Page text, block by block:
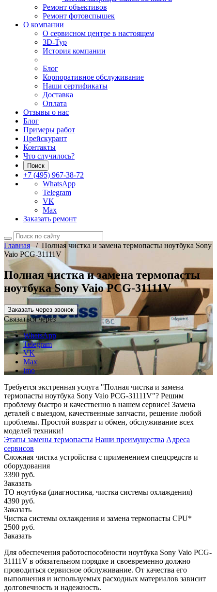
Ремонт объективов
Ремонт фотовспышек
О компании
О сервисном центре в настоящем
3D-Тур
История компании
Блог
Корпоративное обслуживание
Наши сертификаты
Доставка
Оплата
Отзывы о нас
Блог
Примеры работ
Прейскурант
Контакты
Что случилось?
Поиск
+7 (495) 967-38-72
WhatsApp
Telegram
VK
Max
Заказать ремонт
Главная/ Полная чистка и замена термопасты ноутбука Sony
Vaio PCG-31111V
Полная чистка и замена термопасты
ноутбука Sony Vaio PCG-31111V
Заказать через звонок
Связаться через
WhatsApp
Telegram
VK
Max
imo
Требуется экстренная услуга "Полная чистка и замена
термопасты ноутбука Sony Vaio PCG-31111V"? Решим
проблему быстро и качественно в нашем сервисе! Замена
деталей с выездом, качественные запчасти, решение любой
проблемы. Простой возврат и обмен, обслуживание всех
моделей техники!
Этапы замены термопасты Наши преимущества Адреса
сервисов
Сложная чистка устройства с применением спецсредств и
оборудования
3390 руб.
Заказать
ТО ноутбука (диагностика, чистка системы охлаждения)
4390 руб.
Заказать
Чистка системы охлаждения и замена термопасты CPU*
2500 руб.
Заказать
Для обеспечения работоспособности ноутбука Sony Vaio PCG-
31111V в обязательном порядке и своевременно должно
проводиться сервисное обслуживание. От качества его
выполнения и используемых расходных материалов зависит
долговечность и надежность.